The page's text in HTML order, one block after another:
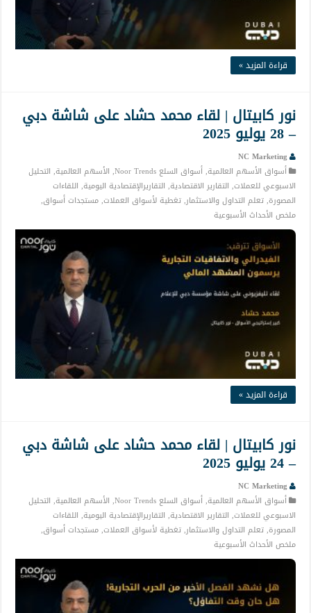
قراءة المزيد »
نور كابيتال | لقاء محمد حشاد على شاشة دبي
– 28 يوليو 2025
NC Marketing
أسواق الأسهم العالمية,أسواق السلع Noor Trends , الأسهم العالمية, التحليل
الاسبوعي للعملات, التقارير الاقتصادية, التقاريرالإقتصادية اليومية, اللقاءات
المصورة,تعلم التداول والاستثمار,تغطية لأسواق العملات,مستجدات أسواق,
ملخص الأحداث الأسبوعية
قراءة المزيد »
نور كابيتال | لقاء محمد حشاد على شاشة دبي
– 24 يوليو 2025
NC Marketing
أسواق الأسهم العالمية,أسواق السلع Noor Trends , الأسهم العالمية, التحليل
الاسبوعي للعملات, التقارير الاقتصادية, التقاريرالإقتصادية اليومية, اللقاءات
المصورة,تعلم التداول والاستثمار,تغطية لأسواق العملات,مستجدات أسواق,
ملخص الأحداث الأسبوعية